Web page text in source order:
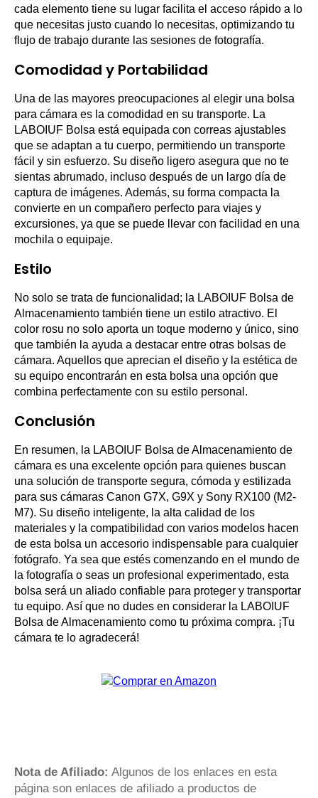
cada elemento tiene su lugar facilita el acceso rápido a lo
que necesitas justo cuando lo necesitas, optimizando tu
flujo de trabajo durante las sesiones de fotografía.
Comodidad y Portabilidad
Una de las mayores preocupaciones al elegir una bolsa
para cámara es la comodidad en su transporte. La
LABOIUF Bolsa está equipada con correas ajustables
que se adaptan a tu cuerpo, permitiendo un transporte
fácil y sin esfuerzo. Su diseño ligero asegura que no te
sientas abrumado, incluso después de un largo día de
captura de imágenes. Además, su forma compacta la
convierte en un compañero perfecto para viajes y
excursiones, ya que se puede llevar con facilidad en una
mochila o equipaje.
Estilo
No solo se trata de funcionalidad; la LABOIUF Bolsa de
Almacenamiento también tiene un estilo atractivo. El
color rosu no solo aporta un toque moderno y único, sino
que también la ayuda a destacar entre otras bolsas de
cámara. Aquellos que aprecian el diseño y la estética de
su equipo encontrarán en esta bolsa una opción que
combina perfectamente con su estilo personal.
Conclusión
En resumen, la LABOIUF Bolsa de Almacenamiento de
cámara es una excelente opción para quienes buscan
una solución de transporte segura, cómoda y estilizada
para sus cámaras Canon G7X, G9X y Sony RX100 (M2-
M7). Su diseño inteligente, la alta calidad de los
materiales y la compatibilidad con varios modelos hacen
de esta bolsa un accesorio indispensable para cualquier
fotógrafo. Ya sea que estés comenzando en el mundo de
la fotografía o seas un profesional experimentado, esta
bolsa será un aliado confiable para proteger y transportar
tu equipo. Así que no dudes en considerar la LABOIUF
Bolsa de Almacenamiento como tu próxima compra. ¡Tu
cámara te lo agradecerá!
Nota de Afiliado: Algunos de los enlaces en esta
página son enlaces de afiliado a productos de